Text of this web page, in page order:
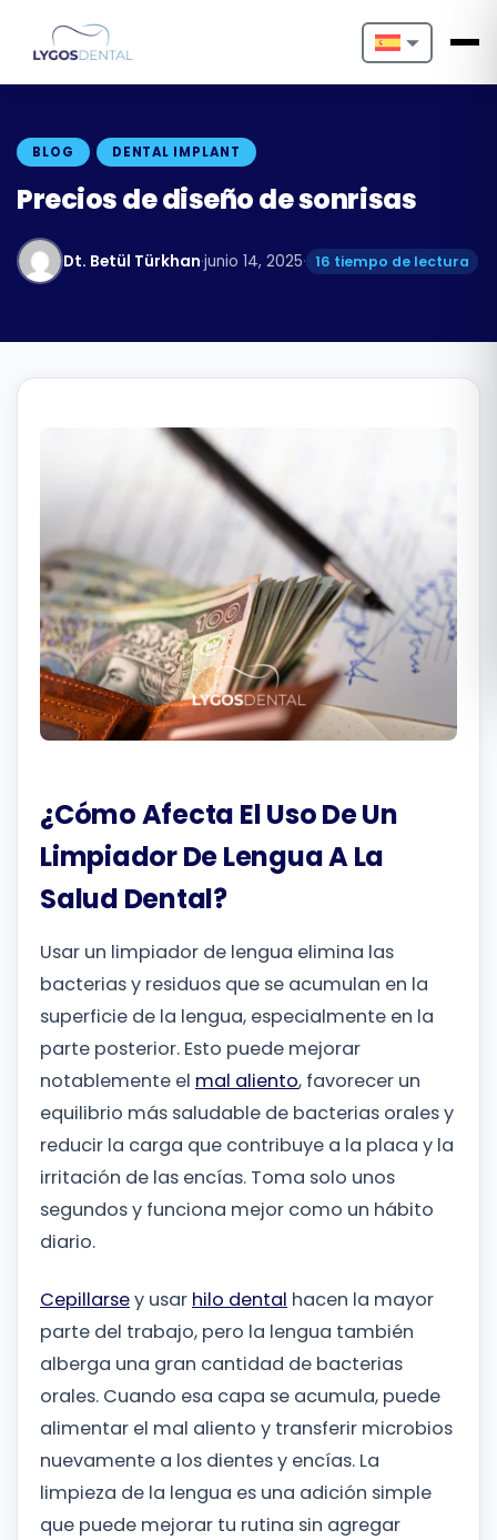
Nederlands
Français
Español
Română
Русский
BLOG DENTAL IMPLANT
Precios de diseño de sonrisas
Dt. Betül Türkhan·junio 14, 2025· 16 tiempo de lectura
¿Cómo Afecta El Uso De Un
Limpiador De Lengua A La
Salud Dental?
Usar un limpiador de lengua elimina las
bacterias y residuos que se acumulan en la
superficie de la lengua, especialmente en la
parte posterior. Esto puede mejorar
notablemente el mal aliento, favorecer un
equilibrio más saludable de bacterias orales y
reducir la carga que contribuye a la placa y la
irritación de las encías. Toma solo unos
segundos y funciona mejor como un hábito
diario.
Cepillarsey usar hilo dental hacen la mayor
parte del trabajo, pero la lengua también
alberga una gran cantidad de bacterias
orales. Cuando esa capa se acumula, puede
alimentar el mal aliento y transferir microbios
nuevamente a los dientes y encías. La
limpieza de la lengua es una adición simple
que puede mejorar tu rutina sin agregar